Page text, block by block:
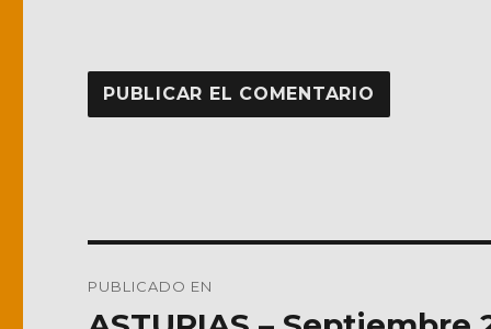
de
PUBLICADO EN